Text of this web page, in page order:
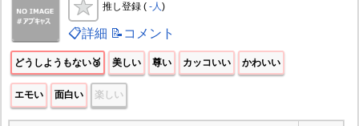
推し登録 ( -人)
📋詳細 📝コメント
どうしようもない🥉 美しい 尊い カッコいい かわいい
エモい 面白い 楽しい